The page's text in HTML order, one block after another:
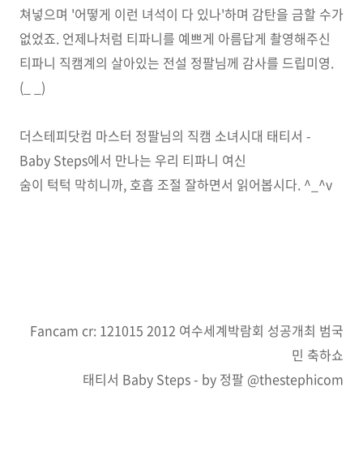
쳐넣으며 '어떻게 이런 녀석이 다 있나'하며 감탄을 금할 수가
없었죠. 언제나처럼 티파니를 예쁘게 아름답게 촬영해주신
티파니 직캠계의 살아있는 전설 정팔님께 감사를 드립미영.
(_ _)
더스테피닷컴 마스터 정팔님의 직캠 소녀시대 태티서 -
Baby Steps에서 만나는 우리 티파니 여신
숨이 턱턱 막히니까, 호흡 조절 잘하면서 읽어봅시다. ^_^v
Fancam cr: 121015 2012 여수세계박람회 성공개최 범국
민 축하쇼
태티서 Baby Steps - by 정팔 @thestephicom